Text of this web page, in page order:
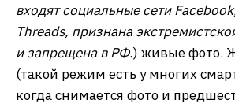
входят социальные сети
Threads, признана
и запрещена в РФ.) живые фото.
(такой режим есть у многих
когда снимается фото и